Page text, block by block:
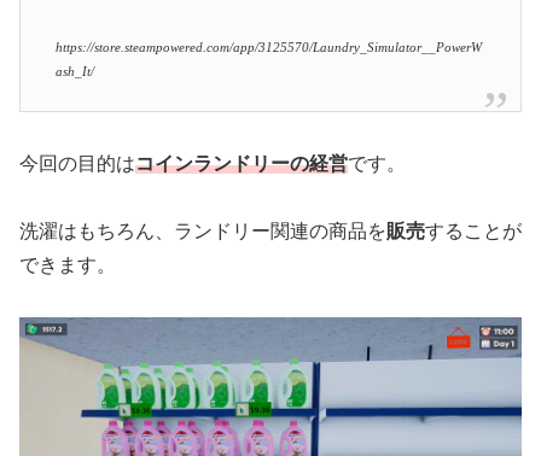
https://store.steampowered.com/app/3125570/Laundry_Simulator__PowerW
ash_It/
今回の目的はコインランドリーの経営です。
洗濯はもちろん、ランドリー関連の商品を販売することが
できます。